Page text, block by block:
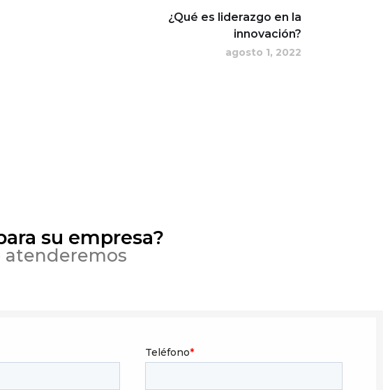
¿Qué es liderazgo en la
innovación?
agosto 1, 2022
su empresa?
atenderemos